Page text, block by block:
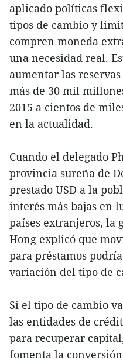
aplicado políticas
tipos de cambio y
compren moneda
una necesidad real.
aumentar las
más de 30 mil
2015 a cientos de
en la actualidad.
Cuando el delegado
provincia sureña de
prestado USD a la
interés más bajas en
países extranjeros, la
Hong explicó que
para préstamos
variación del tipo de
Si el tipo de cambio
las entidades de
para recuperar
fomenta la